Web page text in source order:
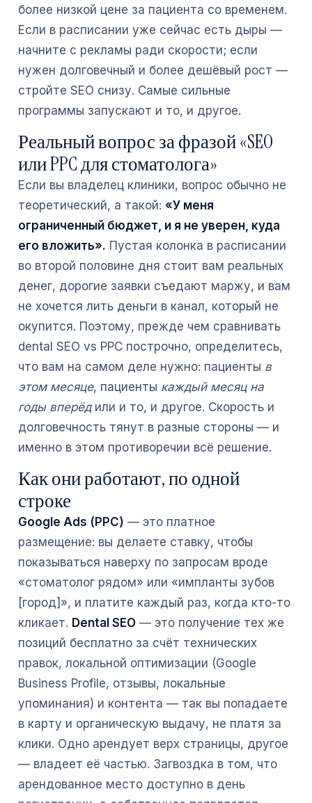
более низкой цене за пациента со временем.
Если в расписании уже сейчас есть дыры —
начните с рекламы ради скорости; если
нужен долговечный и более дешёвый рост —
стройте SEO снизу. Самые сильные
программы запускают и то, и другое.
Реальный вопрос за фразой «SEO
или PPC для стоматолога»
Если вы владелец клиники, вопрос обычно не
теоретический, а такой: «У меня
ограниченный бюджет, и я не уверен, куда
его вложить». Пустая колонка в расписании
во второй половине дня стоит вам реальных
денег, дорогие заявки съедают маржу, и вам
не хочется лить деньги в канал, который не
окупится. Поэтому, прежде чем сравнивать
dental SEO vs PPC построчно, определитесь,
что вам на самом деле нужно: пациенты в
этом месяце, пациенты каждый месяц на
годы вперёдили и то, и другое. Скорость и
долговечность тянут в разные стороны — и
именно в этом противоречии всё решение.
Как они работают, по одной
строке
Google Ads (PPC) — это платное
размещение: вы делаете ставку, чтобы
показываться наверху по запросам вроде
«стоматолог рядом» или «импланты зубов
[город]», и платите каждый раз, когда кто-то
кликает. Dental SEO — это получение тех же
позиций бесплатно за счёт технических
правок, локальной оптимизации (Google
Business Profile, отзывы, локальные
упоминания) и контента — так вы попадаете
в карту и органическую выдачу, не платя за
клики. Одно арендует верх страницы, другое
— владеет её частью. Загвоздка в том, что
арендованное место доступно в день